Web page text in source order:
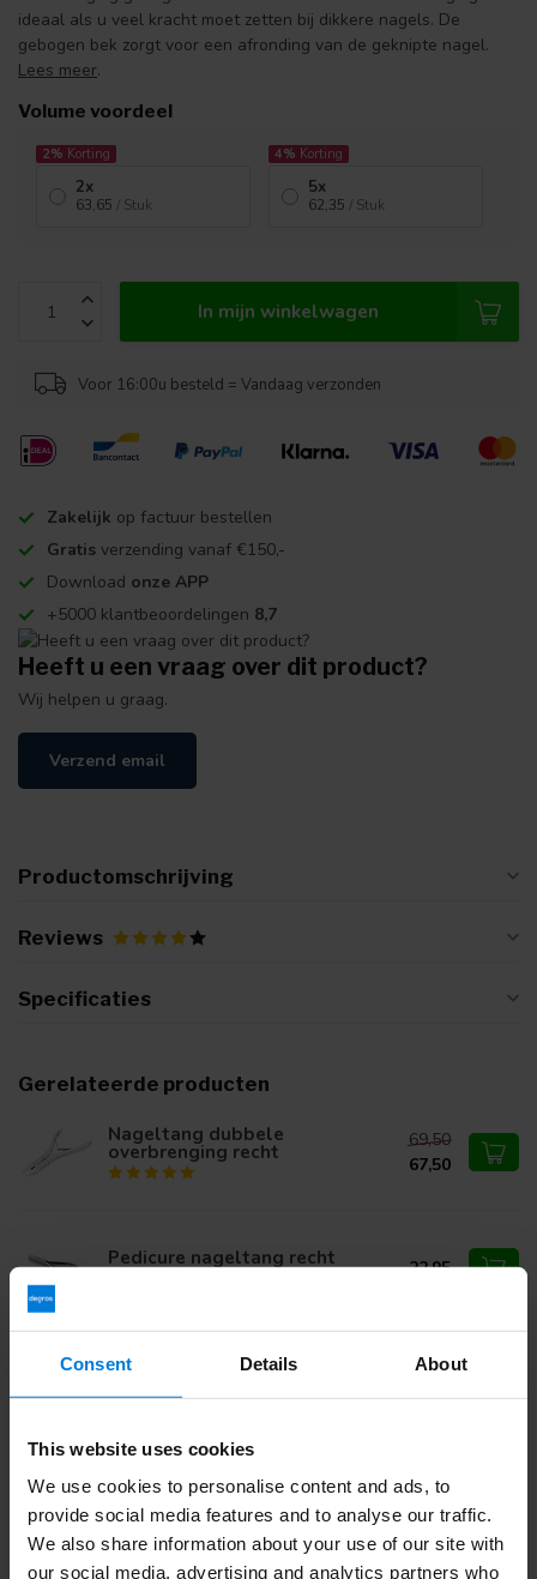
Consent Details About
This website uses cookies
We use cookies to personalise content and ads, to
provide social media features and to analyse our traffic.
We also share information about your use of our site with
our social media, advertising and analytics partners who
ideaal als u veel kracht moet zetten bij dikkere nagels. De
gebogen bek zorgt voor een afronding van de geknipte nagel.
Lees meer.
Volume voordeel
2% Korting
2x
63,65 / Stuk
4% Korting
5x
62,35 / Stuk
In mijn winkelwagen
Voor 16:00u besteld = Vandaag verzonden
Zakelijk op factuur bestellen
Gratis verzending vanaf €150,-
Download onze APP
+5000 klantbeoordelingen 8,7
Heeft u een vraag over dit product?
Wij helpen u graag.
Verzend email
Productomschrijving
Reviews
Specificaties
Gerelateerde producten
Nageltang dubbele
overbrenging recht
69,50
67,50
Pedicure nageltang recht 22,95
Pedicure / nageltang gebogen
Heb je vragen over dit product?
Of heb je hulp nodig bij je bestelling? Neem contact op via
mail met onzeKlantenserviceof bel+31 (0)30 203 59 02